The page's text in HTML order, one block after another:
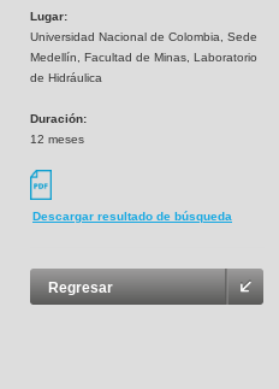
Lugar:
Universidad Nacional de Colombia, Sede
Medellín, Facultad de Minas, Laboratorio
de Hidráulica
Duración:
12 meses
Descargar resultado de búsqueda
Regresar